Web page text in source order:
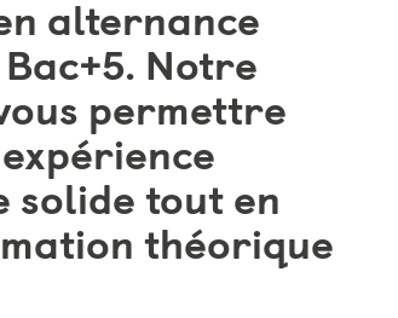
alternance
Notre
permettre
solide tout en
théorique